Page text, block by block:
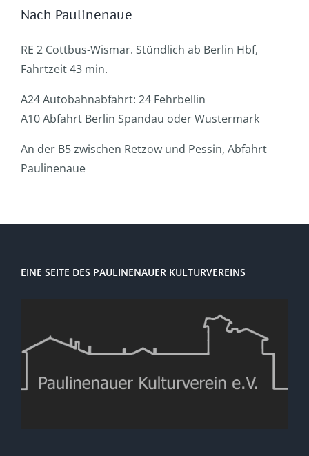
Nach Paulinenaue
RE 2 Cottbus-Wismar. Stündlich ab Berlin Hbf,
Fahrtzeit 43 min.
A24 Autobahnabfahrt: 24 Fehrbellin
A10 Abfahrt Berlin Spandau oder Wustermark
An der B5 zwischen Retzow und Pessin, Abfahrt
Paulinenaue
EINE SEITE DES PAULINENAUER KULTURVEREINS